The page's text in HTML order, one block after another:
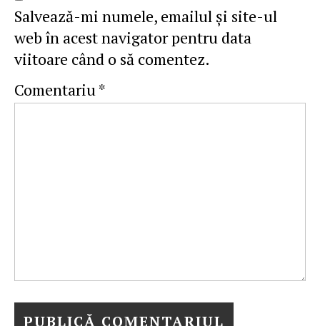
Salvează-mi numele, emailul și site-ul
web în acest navigator pentru data
viitoare când o să comentez.
Comentariu *